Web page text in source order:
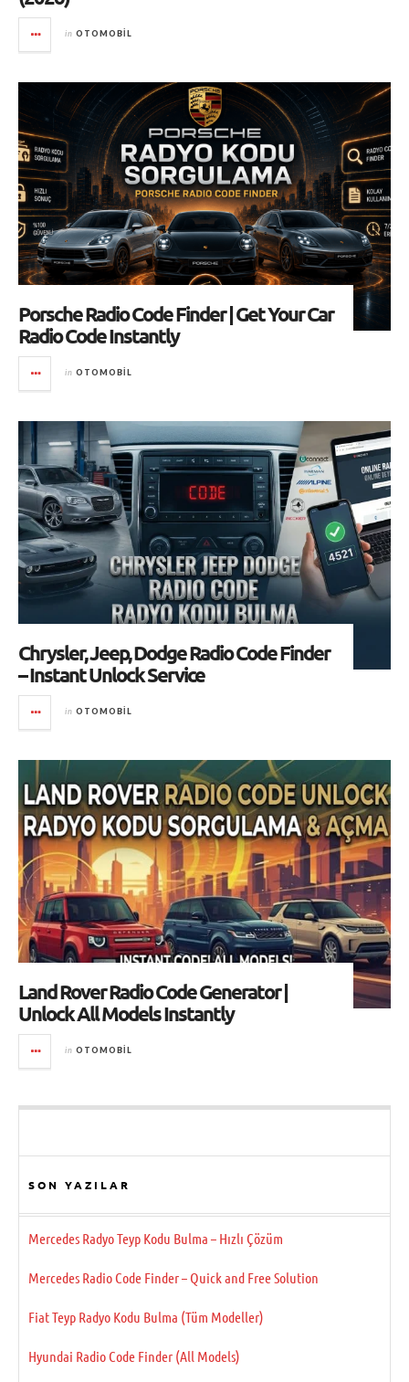
in OTOMOBIL
Porsche Radio Code Finder | Get Your Car
Radio Code Instantly
in OTOMOBIL
Chrysler, Jeep, Dodge Radio Code Finder
– Instant Unlock Service
in OTOMOBIL
Land Rover Radio Code Generator |
Unlock All Models Instantly
in OTOMOBIL
SON YAZILAR
Mercedes Radyo Teyp Kodu Bulma – Hızlı Çözüm
Mercedes Radio Code Finder – Quick and Free Solution
Fiat Teyp Radyo Kodu Bulma (Tüm Modeller)
Hyundai Radio Code Finder (All Models)